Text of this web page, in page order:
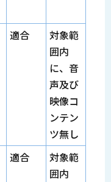
適合
対象範
囲内
に、音
声及び
映像コ
ンテン
ツ無し
適合
対象範
囲内